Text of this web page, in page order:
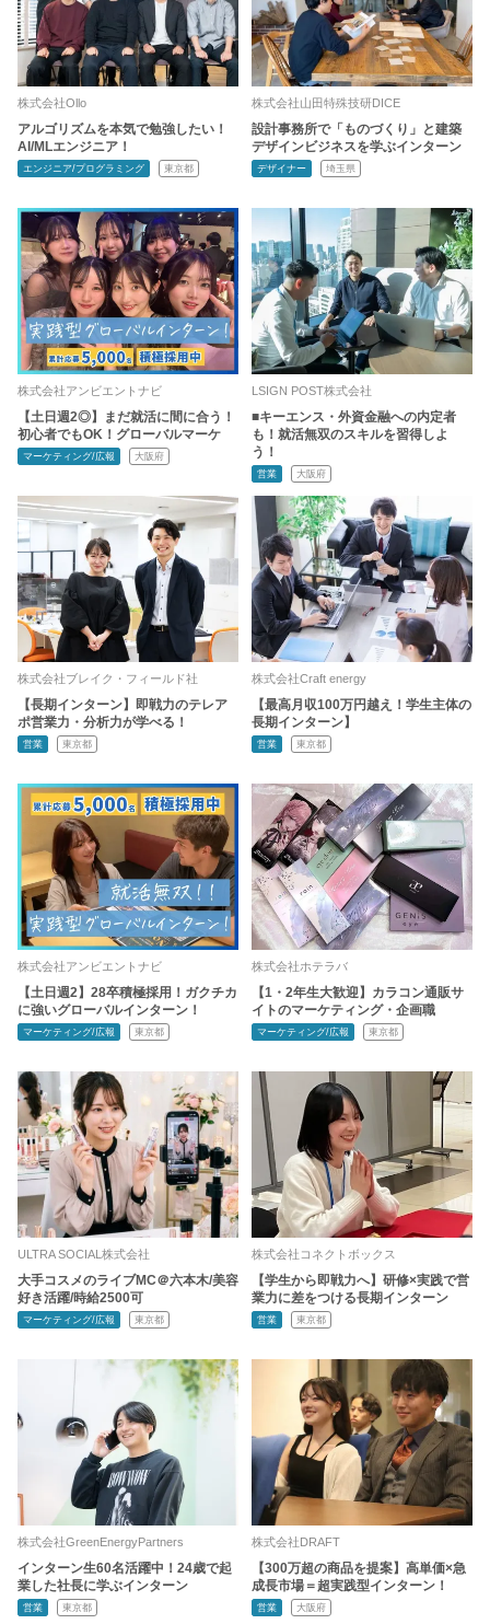
株式会社Ollo
アルゴリズムを本気で勉強したい！
AI/MLエンジニア！
エンジニア/プログラミング 東京都
株式会社山田特殊技研DICE
設計事務所で「ものづくり」と建築
デザインビジネスを学ぶインターン
デザイナー 埼玉県
株式会社アンビエントナビ
【土日週2◎】まだ就活に間に合う！
初心者でもOK！グローバルマーケ
マーケティング/広報 大阪府
LSIGN POST株式会社
■キーエンス・外資金融への内定者
も！就活無双のスキルを習得しよ
う！
営業 大阪府
株式会社ブレイク・フィールド社
【長期インターン】即戦力のテレア
ポ営業力・分析力が学べる！
営業 東京都
株式会社Craft energy
【最高月収100万円越え！学生主体の
長期インターン】
営業 東京都
株式会社アンビエントナビ
【土日週2】28卒積極採用！ガクチカ
に強いグローバルインターン！
マーケティング/広報 東京都
株式会社ホテラバ
【1・2年生大歓迎】カラコン通販サ
イトのマーケティング・企画職
マーケティング/広報 東京都
ULTRA SOCIAL株式会社
大手コスメのライブMC＠六本木/美容
好き活躍/時給2500可
マーケティング/広報 東京都
株式会社コネクトボックス
【学生から即戦力へ】研修×実践で営
業力に差をつける長期インターン
営業 東京都
株式会社GreenEnergyPartners
インターン生60名活躍中！24歳で起
業した社長に学ぶインターン
営業 東京都
株式会社DRAFT
【300万超の商品を提案】高単価×急
成長市場＝超実践型インターン！
営業 大阪府